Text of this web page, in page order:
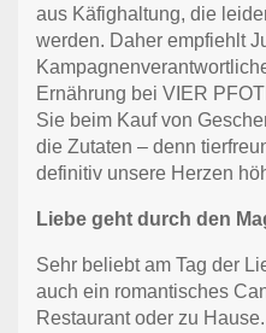
aus Käfighaltung, die
werden. Daher empfiehlt
Ernährung bei VIER
Sie beim Kauf von
die Zutaten – denn
definitiv unsere Herzen
Liebe geht durch den
Sehr beliebt am Tag der
auch ein romantisches
Restaurant oder zu